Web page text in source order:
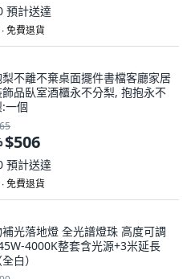
預計送達
免費退貨
不離不棄桌面擺件書檔客廳家居
品臥室酒櫃永不分梨, 抱抱永不
一個
$506
預計送達
免費退貨
光落地燈 全光譜燈珠 高度可調
4000K整套含光源+3米延長
白）